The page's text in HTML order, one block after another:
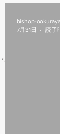
bishop-
7月31日
読了